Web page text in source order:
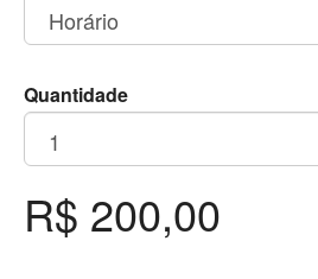
Quantidade
R$ 200,00